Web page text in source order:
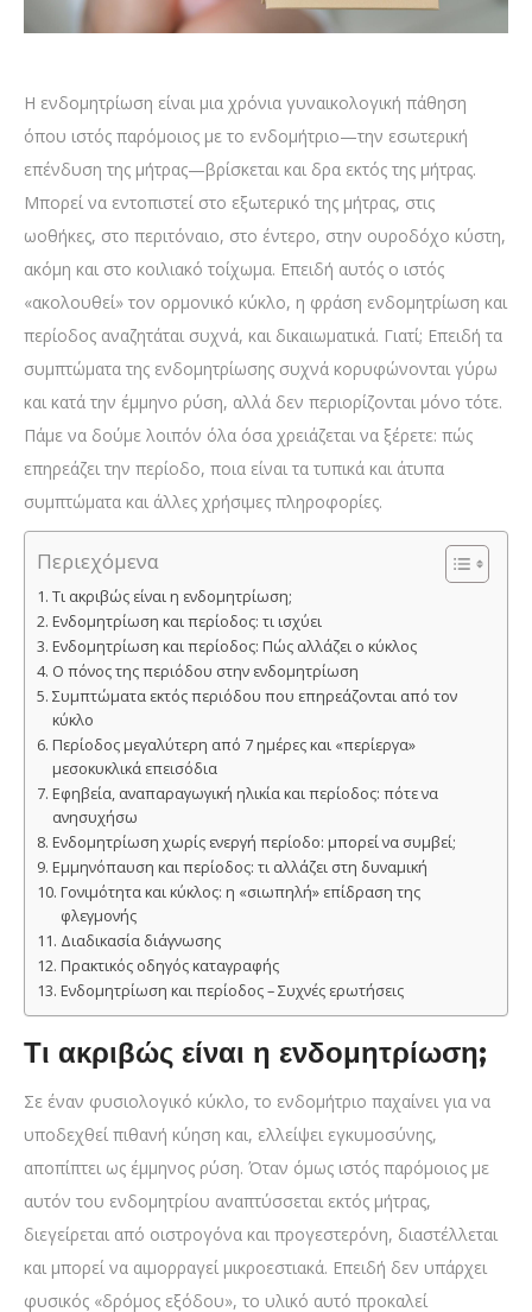
Η ενδομητρίωση είναι μια χρόνια γυναικολογική πάθηση
όπου ιστός παρόμοιος με το ενδομήτριο—την εσωτερική
επένδυση της μήτρας—βρίσκεται και δρα εκτός της μήτρας.
Μπορεί να εντοπιστεί στο εξωτερικό της μήτρας, στις
ωοθήκες, στο περιτόναιο, στο έντερο, στην ουροδόχο κύστη,
ακόμη και στο κοιλιακό τοίχωμα. Επειδή αυτός ο ιστός
«ακολουθεί» τον ορμονικό κύκλο, η φράση ενδομητρίωση και
περίοδος αναζητάται συχνά, και δικαιωματικά. Γιατί; Επειδή τα
συμπτώματα της ενδομητρίωσης συχνά κορυφώνονται γύρω
και κατά την έμμηνο ρύση, αλλά δεν περιορίζονται μόνο τότε.
Πάμε να δούμε λοιπόν όλα όσα χρειάζεται να ξέρετε: πώς
επηρεάζει την περίοδο, ποια είναι τα τυπικά και άτυπα
συμπτώματα και άλλες χρήσιμες πληροφορίες.
Περιεχόμενα
Τι ακριβώς είναι η ενδομητρίωση;
Ενδομητρίωση και περίοδος: τι ισχύει
Ενδομητρίωση και περίοδος: Πώς αλλάζει ο κύκλος
Ο πόνος της περιόδου στην ενδομητρίωση
Συμπτώματα εκτός περιόδου που επηρεάζονται από τον
κύκλο
Περίοδος μεγαλύτερη από 7 ημέρες και «περίεργα»
μεσοκυκλικά επεισόδια
Εφηβεία, αναπαραγωγική ηλικία και περίοδος: πότε να
ανησυχήσω
Ενδομητρίωση χωρίς ενεργή περίοδο: μπορεί να συμβεί;
Εμμηνόπαυση και περίοδος: τι αλλάζει στη δυναμική
Γονιμότητα και κύκλος: η «σιωπηλή» επίδραση της
φλεγμονής
Διαδικασία διάγνωσης
Πρακτικός οδηγός καταγραφής
Ενδομητρίωση και περίοδος – Συχνές ερωτήσεις
Τι ακριβώς είναι η ενδομητρίωση;
Σε έναν φυσιολογικό κύκλο, το ενδομήτριο παχαίνει για να
υποδεχθεί πιθανή κύηση και, ελλείψει εγκυμοσύνης,
αποπίπτει ως έμμηνος ρύση. Όταν όμως ιστός παρόμοιος με
αυτόν του ενδομητρίου αναπτύσσεται εκτός μήτρας,
διεγείρεται από οιστρογόνα και προγεστερόνη, διαστέλλεται
και μπορεί να αιμορραγεί μικροεστιακά. Επειδή δεν υπάρχει
φυσικός «δρόμος εξόδου», το υλικό αυτό προκαλεί